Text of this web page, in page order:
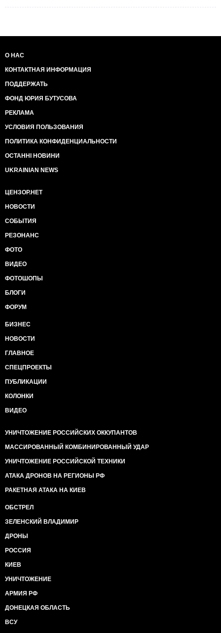
О НАС
КОНТАКТНАЯ ИНФОРМАЦИЯ
ПОДДЕРЖАТЬ
ФОНД ЮРИЯ БУТУСОВА
РЕКЛАМА
УСЛОВИЯ ПОЛЬЗОВАНИЯ
ПОЛИТИКА КОНФИДЕНЦИАЛЬНОСТИ
ОСТАННІ НОВИНИ
UKRAINIAN NEWS
ЦЕНЗОР.НЕТ
НОВОСТИ
СОБЫТИЯ
РЕЗОНАНС
ФОТО
ВИДЕО
ФОТОШОПЫ
БЛОГИ
ФОРУМ
БИЗНЕС
НОВОСТИ
ГЛАВНОЕ
СПЕЦПРОЕКТЫ
ПУБЛИКАЦИИ
КОЛОНКИ
ВИДЕО
УНИЧТОЖЕНИЕ РОССИЙСКИХ ОККУПАНТОВ
МАССИРОВАННЫЙ КОМБИНИРОВАННЫЙ УДАР
УНИЧТОЖЕНИЕ РОССИЙСКОЙ ТЕХНИКИ
АТАКА ДРОНОВ НА РЕГИОНЫ РФ
РАКЕТНАЯ АТАКА НА КИЕВ
ОБСТРЕЛ
ЗЕЛЕНСКИЙ ВЛАДИМИР
ДРОНЫ
РОССИЯ
КИЕВ
УНИЧТОЖЕНИЕ
АРМИЯ РФ
ДОНЕЦКАЯ ОБЛАСТЬ
ВСУ